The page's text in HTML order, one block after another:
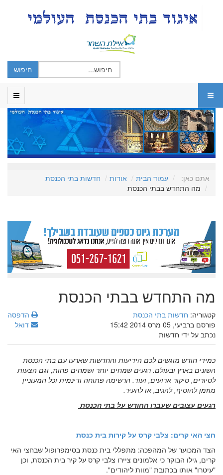
אתם כאן: עמוד הבית אודות
חדשות בתי הכנסת
מה התחדש בבתי הכנסת
מה התחדש בבתי הכנסת
הדפסה
דואל
קטגוריה: חדשות בתי הכנסת
פורסם ברביעי, 05 מרס 2014 15:42
נכתב על ידי חדשות
כמידי חודש מוגשים לכם הידיעות והחדשות שארעו עם בתי הכנסת
השונים בארץ ובעולם. רגעים שמחים יותר ושמחים פחות, וגם הצעות
לסיורים, סיקור ארועים, ועוד. הרשימה פתוחה ודינמית וכל המעוניין
מוזמן להוסיף, להגיב, או להעיר.
רגעים עצובים שעברו החודש על בתי הכנסת
חצי האי קרים: צלבי קרס על קירות בית כנסת
הצד המכוער של המהפכה: מתפללי בית כנסת בסימפרופול שבחצי האי
קרים, גילו הבוקר כי אלמונים ציירו צלבי קרס על קיר בית הכנסת, וכן
"עיטרו" אותו בכתובת "מוות ליהודים".